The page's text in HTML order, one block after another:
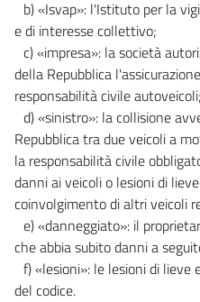
b) «Isvap»: l'Istituto per la
e di interesse collettivo;
c) «impresa»: la società
della Repubblica
responsabilità civile autoveicoli;
d) «sinistro»: la collisione
Repubblica tra due veicoli a
la responsabilità civile
danni ai veicoli o lesioni di
coinvolgimento di altri veicoli
e) «danneggiato»: il
che abbia subito danni a
f) «lesioni»: le lesioni di
del codice.